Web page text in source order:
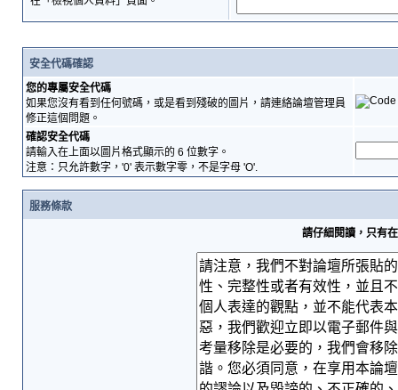
安全代碼確認
您的專屬安全代碼
如果您沒有看到任何號碼，或是看到殘破的圖片，請連絡論壇管理員
修正這個問題。
確認安全代碼
請輸入在上面以圖片格式顯示的 6 位數字。
注意：只允許數字，'0' 表示數字零，不是字母 'O'.
服務條款
請仔細閱讀，只有